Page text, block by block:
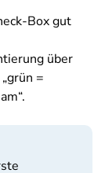
Box gut
über
=